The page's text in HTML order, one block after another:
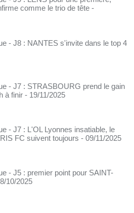
comme le trio de tête -
- J8 : NANTES s'invite dans le top 4
- J7 : STRASBOURG prend le gain
à finir - 19/11/2025
- J7 : L'OL Lyonnes insatiable, le
FC suivent toujours - 09/11/2025
- J5 : premier point pour SAINT-
10/2025